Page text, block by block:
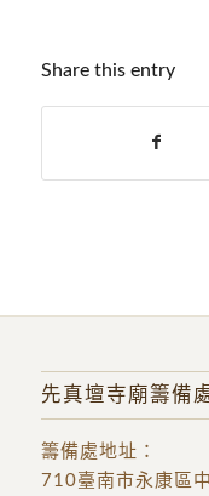
Share this entry
先真壇寺廟籌備
籌備處地址 ：
710臺南市永康區